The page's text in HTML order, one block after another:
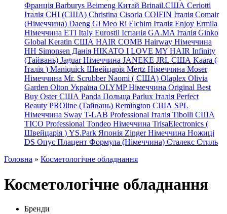
Франція Barburys Beimeng Китай Brinail.США Ceriotti
Італія CHI (США) Christina Cisoria COIFIN Італія Comair
(Німеччина) Daeng Gi Meo Ri Elchim Італія Enjoy Ermila
Німеччина ETI Italy Eurostil Іспанія GA.MA Італія Ginko
Global Keratin США HAIR COMB Hairway Німеччина
HH Simonsen Данія HIKATO I LOVE MY HAIR Infinity
(Тайвань) Jaguar Німеччина JANEKE JRL США Kaara (
Італія ) Maniquick Швейцарія Mertz Німеччина Moser
Німеччина Mr. Scrubber Naomi ( США) Olaplex Olivia
Garden Olton Україна OLYMP Німеччина Original Best
Buy Oster США Panda Польща Parlux Італія Perfect
Beauty PROline (Тайвань) Remington США SPL
Німеччина Sway T-LAB Professional Італія Tibolli США
TICO Professional Tondeo Німеччина TrisaElectronics (
Швейцарія ) YS.Park Японія Zinger Німеччина Ножиці
DS Опус Плацент Формула (Німеччина) Сталекс Стиль
Головна » Косметологічне обладнання
Косметологічне обладнання
Бренди